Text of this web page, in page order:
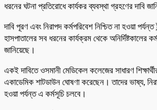
ধরনের ঘটনা প্রতিরোধে কার্যকর ব্যবস্থা গ্রহণের দাবি
দাবি পূরণ এবং নিরাপদ কর্মপরিবেশ নিশ্চিত না হওয়া পর্যন্ত
হাসপাতালের সব ধরনের কার্যক্রম থেকে অনির্দিষ্টকালের
জানিয়েছে।
একই দাবিতে ওসমানী মেডিকেল কলেজের সাধারণ
একাডেমিক শাটডাউন ঘোষণা করেছেন। তাদের ভাষ্য,
হওয়া পর্যন্ত এ কর্মসূচি চলবে।